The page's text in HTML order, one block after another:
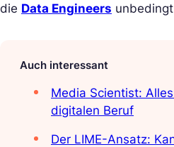
die Data Engineers
Auch interessant
Media Scientist:
digitalen Beruf
Der LIME-Ansatz: